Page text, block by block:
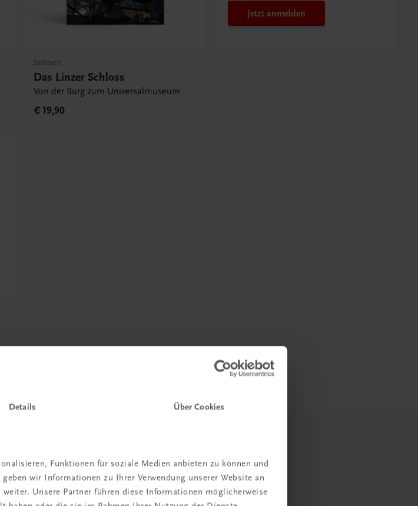
Details Über Cookies
Funktionen für soziale Medien anbieten zu können und
wir Informationen zu Ihrer Verwendung unserer Website an
Unsere Partner führen diese Informationen möglicherweise
Sachbuch
Das Linzer Schloss
Von der Burg zum Universalmuseum
€ 19,90
Jetzt anmelden